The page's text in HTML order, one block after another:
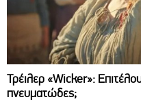
Τρέιλερ «Wicker»:
πνευματώδες;